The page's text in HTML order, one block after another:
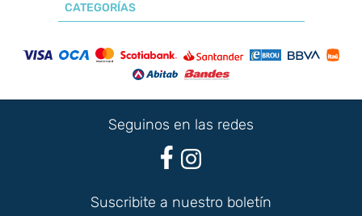
CATEGORÍAS
Seguinos en las redes
Suscribite a nuestro boletín